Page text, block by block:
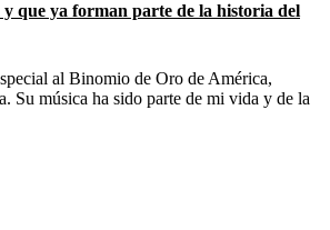
que ya forman parte de la historia del
al Binomio de Oro de América,
Su música ha sido parte de mi vida y de la